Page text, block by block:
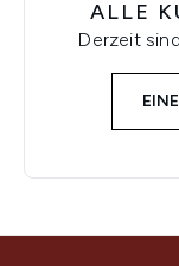
ALLE
Derzeit